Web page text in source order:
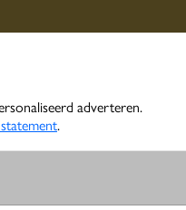
adverteren.
.